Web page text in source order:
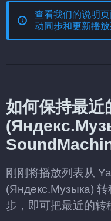
查看我们的说明
动同步和更新播
如何保持最
刚刚将播放列表从
(Яндекс.Музыка)
步，即可把最近的转